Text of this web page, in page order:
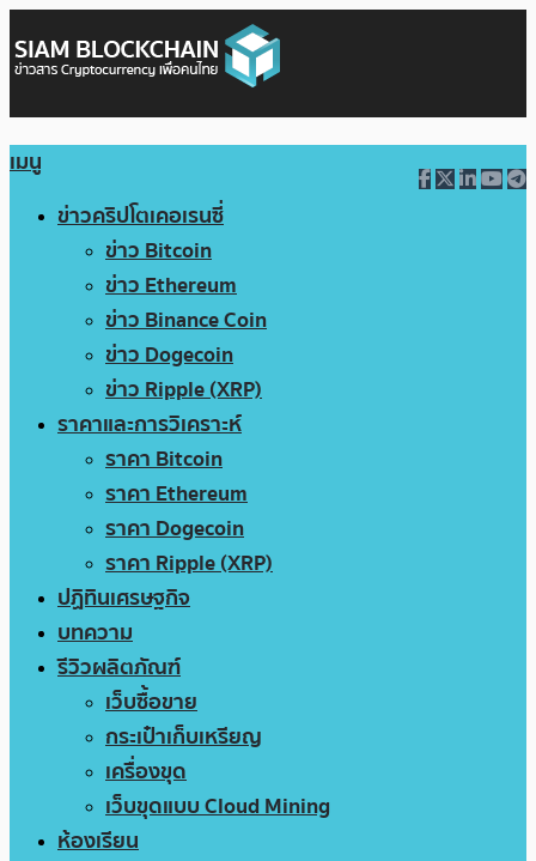
เมนู
ข่าวคริปโตเคอเรนซี่
ข่าว Bitcoin
ข่าว Ethereum
ข่าว Binance Coin
ข่าว Dogecoin
ข่าว Ripple (XRP)
ราคาและการวิเคราะห์
ราคา Bitcoin
ราคา Ethereum
ราคา Dogecoin
ราคา Ripple (XRP)
ปฏิทินเศรษฐกิจ
บทความ
รีวิวผลิตภัณฑ์
เว็บซื้อขาย
กระเป๋าเก็บเหรียญ
เครื่องขุด
เว็บขุดแบบ Cloud Mining
ห้องเรียน